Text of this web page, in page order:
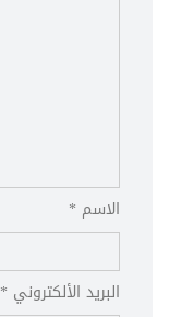
الاسم *
البريد الألكتروني *